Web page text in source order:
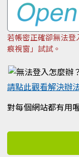
若帳密正確卻無法
痕視窗」試試。
請點此觀看解決辦
對每個網站都有用
右邊區域內容